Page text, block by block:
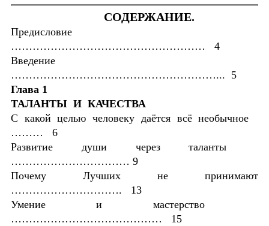
СОДЕРЖАНИЕ.
Предисловие
……………………………………………… 4
Введение
…………………………………………………... 5
Глава 1
ТАЛАНТЫ И КАЧЕСТВА
С какой целью человеку даётся всё необычное
……… 6
Развитие души через таланты
…………………………… 9
Почему Лучших не принимают
…………………………. 13
Умение и мастерство
…………………………………… 15